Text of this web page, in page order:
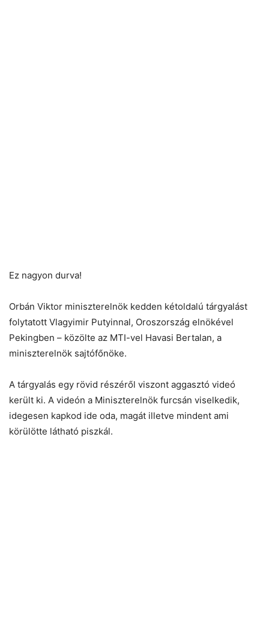
Ez nagyon durva!
Orbán Viktor miniszterelnök kedden kétoldalú tárgyalást
folytatott Vlagyimir Putyinnal, Oroszország elnökével
Pekingben – közölte az MTI-vel Havasi Bertalan, a
miniszterelnök sajtófőnöke.
A tárgyalás egy rövid részéről viszont aggasztó videó
került ki. A videón a Miniszterelnök furcsán viselkedik,
idegesen kapkod ide oda, magát illetve mindent ami
körülötte látható piszkál.